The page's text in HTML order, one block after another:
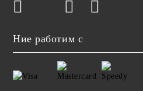
Ние работим с